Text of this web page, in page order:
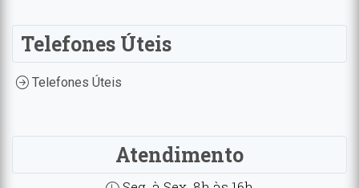
Telefones Úteis
Telefones Úteis
Atendimento